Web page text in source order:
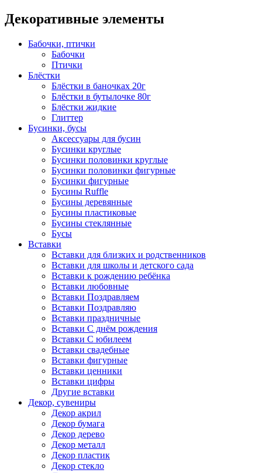
Декоративные элементы
Бабочки, птички
Бабочки
Птички
Блёстки
Блёстки в баночках 20г
Блёстки в бутылочке 80г
Блёстки жидкие
Глиттер
Бусинки, бусы
Аксессуары для бусин
Бусинки круглые
Бусинки половинки круглые
Бусинки половинки фигурные
Бусинки фигурные
Бусины Ruffle
Бусины деревянные
Бусины пластиковые
Бусины стеклянные
Бусы
Вставки
Вставки для близких и родственников
Вставки для школы и детского сада
Вставки к рождению ребёнка
Вставки любовные
Вставки Поздравляем
Вставки Поздравляю
Вставки праздничные
Вставки С днём рождения
Вставки С юбилеем
Вставки свадебные
Вставки фигурные
Вставки ценники
Вставки цифры
Другие вставки
Декор, сувениры
Декор акрил
Декор бумага
Декор дерево
Декор металл
Декор пластик
Декор стекло